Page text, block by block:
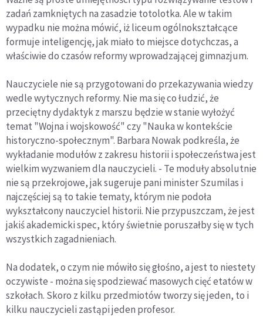
zadań zamkniętych na zasadzie totolotka. Ale w takim
wypadku nie można mówić, iż liceum ogólnokształcące
formuje inteligencję, jak miało to miejsce dotychczas, a
właściwie do czasów reformy wprowadzającej gimnazjum.
Nauczyciele nie są przygotowani do przekazywania wiedzy
wedle wytycznych reformy. Nie ma się co łudzić, że
przeciętny dydaktyk z marszu będzie w stanie wyłożyć
temat "Wojna i wojskowość" czy "Nauka w kontekście
historyczno-społecznym". Barbara Nowak podkreśla, że
wykładanie modułów z zakresu historii i społeczeństwa jest
wielkim wyzwaniem dla nauczycieli. - Te moduły absolutnie
nie są przekrojowe, jak sugeruje pani minister Szumilas i
najczęściej są to takie tematy, którym nie podoła
wykształcony nauczyciel historii. Nie przypuszczam, że jest
jakiś akademicki spec, który świetnie poruszałby się w tych
wszystkich zagadnieniach.
Na dodatek, o czym nie mówiło się głośno, a jest to niestety
oczywiste - można się spodziewać masowych cięć etatów w
szkołach. Skoro z kilku przedmiotów tworzy się jeden, to i
kilku nauczycieli zastąpi jeden profesor.